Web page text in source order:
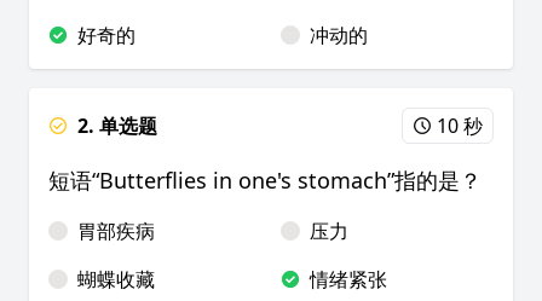
好奇的
冲动的
2. 单选题 10 秒
短语“Butterflies in one's stomach”指的是？
胃部疾病
压力
蝴蝶收藏
情绪紧张